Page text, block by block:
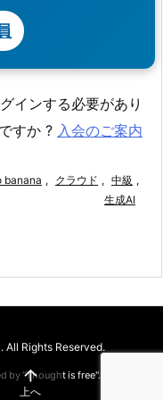
インする必要があり
すか ? 入会のご案内
banana , クラウド , 中級 ,
生成AI
All Rights Reserved.
by "Thought is free".

上へ